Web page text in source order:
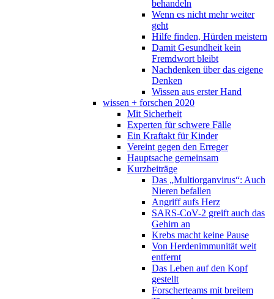
behandeln
Wenn es nicht mehr weiter
geht
Hilfe finden, Hürden meistern
Damit Gesundheit kein
Fremdwort bleibt
Nachdenken über das eigene
Denken
Wissen aus erster Hand
wissen + forschen 2020
Mit Sicherheit
Experten für schwere Fälle
Ein Kraftakt für Kinder
Vereint gegen den Erreger
Hauptsache gemeinsam
Kurzbeiträge
Das „Multiorganvirus“: Auch
Nieren befallen
Angriff aufs Herz
SARS-CoV-2 greift auch das
Gehirn an
Krebs macht keine Pause
Von Herdenimmunität weit
entfernt
Das Leben auf den Kopf
gestellt
Forscherteams mit breitem